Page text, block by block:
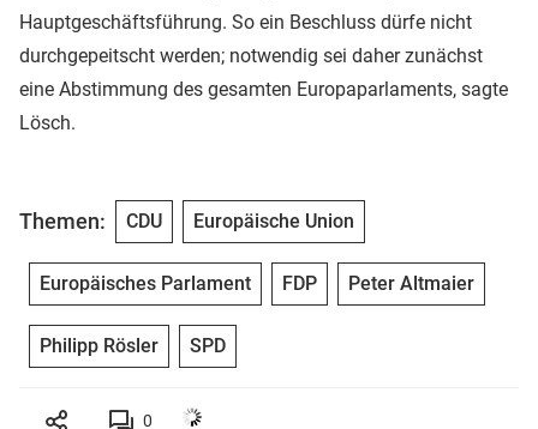
Hauptgeschäftsführung. So ein Beschluss dürfe nicht
durchgepeitscht werden; notwendig sei daher zunächst
eine Abstimmung des gesamten Europaparlaments, sagte
Lösch.
Themen: CDU Europäische Union
Europäisches Parlament FDP Peter Altmaier
Philipp Rösler SPD
0